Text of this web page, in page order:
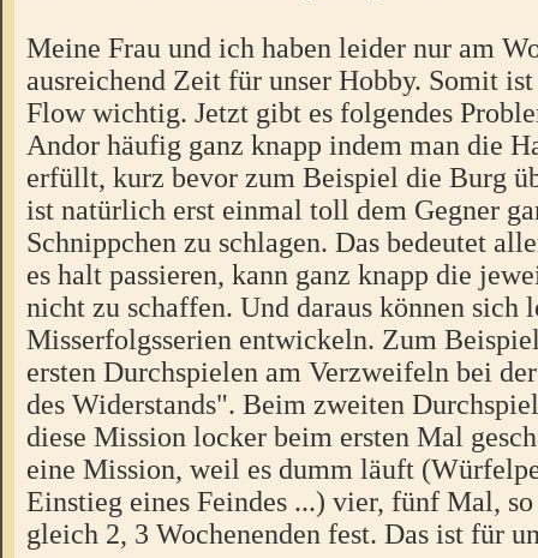
Meine Frau und ich haben leider nur am
ausreichend Zeit für unser Hobby. Somit
Flow wichtig. Jetzt gibt es folgendes
Andor häufig ganz knapp indem man die
erfüllt, kurz bevor zum Beispiel die Burg
ist natürlich erst einmal toll dem Gegner
Schnippchen zu schlagen. Das bedeutet
es halt passieren, kann ganz knapp die
nicht zu schaffen. Und daraus können sich
Misserfolgsserien entwickeln. Zum
ersten Durchspielen am Verzweifeln bei
des Widerstands". Beim zweiten
diese Mission locker beim ersten Mal
eine Mission, weil es dumm läuft
Einstieg eines Feindes ...) vier, fünf Mal,
gleich 2, 3 Wochenenden fest. Das ist für